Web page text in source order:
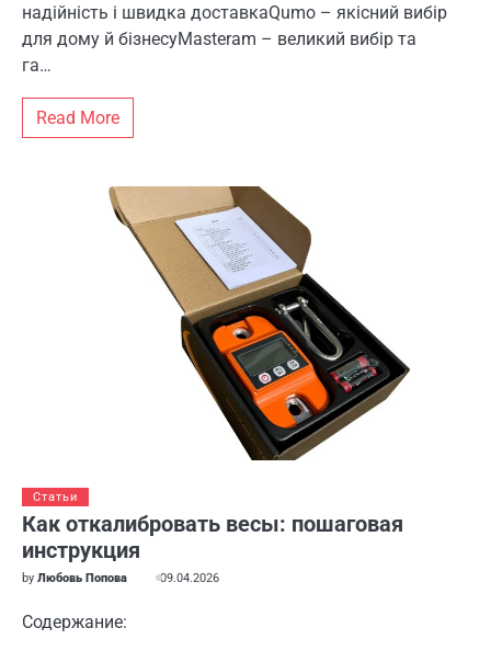
надійність і швидка доставкаQumo – якісний вибір
для дому й бізнесуMasteram – великий вибір та
га…
Read More
Статьи
Как откалибровать весы: пошаговая
инструкция
by Любовь Попова 09.04.2026
Содержание: